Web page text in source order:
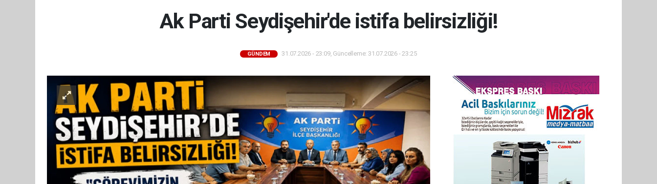
Ak Parti Seydişehir'de istifa belirsizliği!
GÜNDEM 31.07.2026 - 23:09, Güncelleme: 31.07.2026 - 23:25